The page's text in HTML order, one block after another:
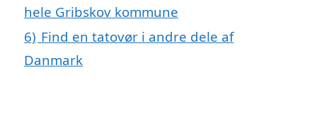
hele Gribskov kommune
6) Find en tatovør i andre dele af
Danmark